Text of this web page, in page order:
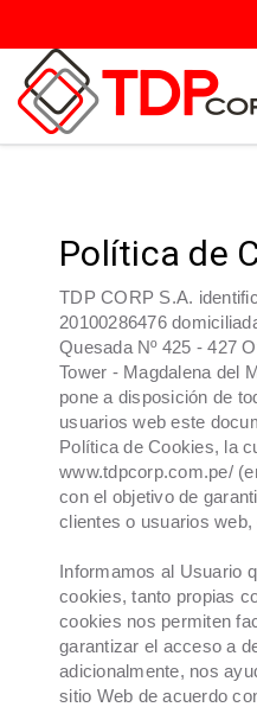
Política de
TDP CORP S.A.
20100286476
Quesada Nº 425 - 427
Tower - Magdalena del
pone a disposición de
usuarios web este
Política de Cookies, la
www.tdpcorp.com.pe/
con el objetivo de
clientes o usuarios web,
Informamos al Usuario
cookies, tanto propias
cookies nos permiten
garantizar el acceso a
adicionalmente, nos
sitio Web de acuerdo